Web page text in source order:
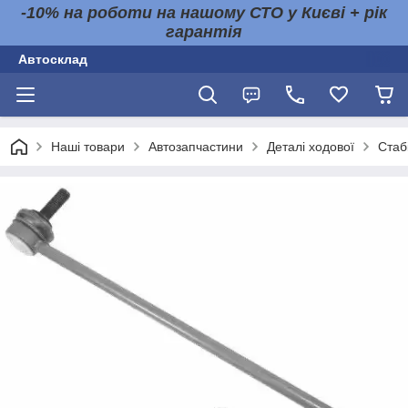
-10% на роботи на нашому СТО у Києві + рік
гарантія
Автосклад
Наші товари Автозапчастини Деталі ходової